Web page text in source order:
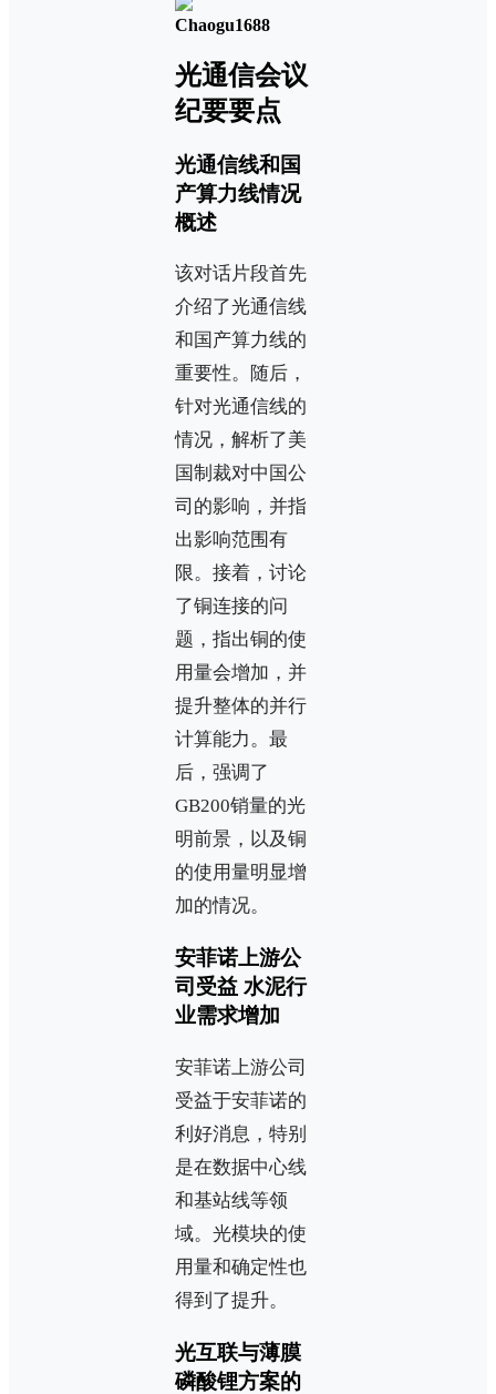
Chaogu1688
光通信会议
纪要要点
光通信线和国
产算力线情况
概述
该对话片段首先
介绍了光通信线
和国产算力线的
重要性。随后，
针对光通信线的
情况，解析了美
国制裁对中国公
司的影响，并指
出影响范围有
限。接着，讨论
了铜连接的问
题，指出铜的使
用量会增加，并
提升整体的并行
计算能力。最
后，强调了
GB200销量的光
明前景，以及铜
的使用量明显增
加的情况。
安菲诺上游公
司受益 水泥行
业需求增加
安菲诺上游公司
受益于安菲诺的
利好消息，特别
是在数据中心线
和基站线等领
域。光模块的使
用量和确定性也
得到了提升。
光互联与薄膜
磷酸锂方案的